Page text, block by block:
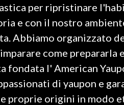
per ripristinare
e con il nostro
Abbiamo organizzato
come prepararla
fondata l' American
di yaupon e
proprie origini in modo